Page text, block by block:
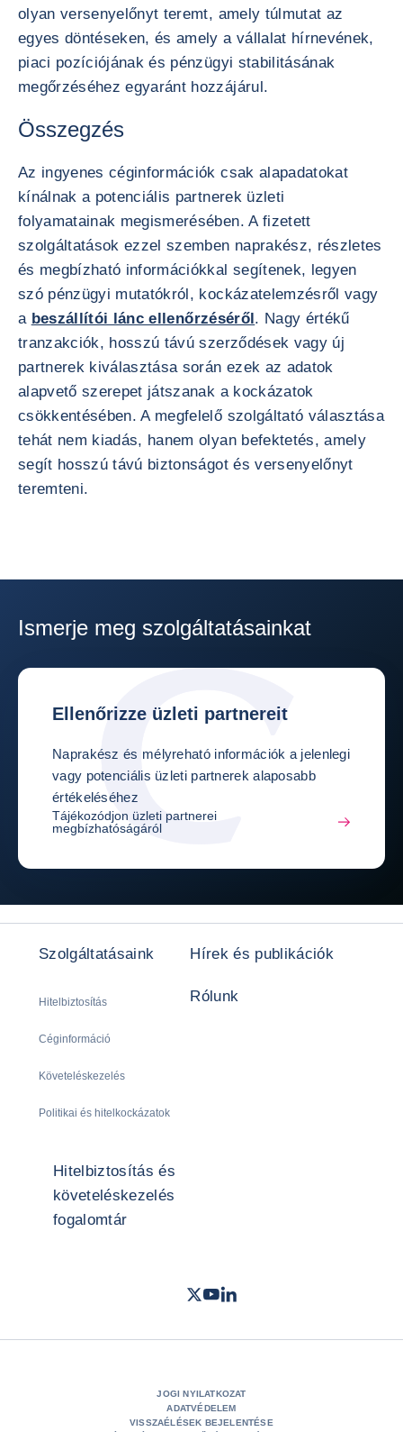
olyan versenyelőnyt teremt, amely túlmutat az
egyes döntéseken, és amely a vállalat hírnevének,
piaci pozíciójának és pénzügyi stabilitásának
megőrzéséhez egyaránt hozzájárul.
Összegzés
Az ingyenes céginformációk csak alapadatokat
kínálnak a potenciális partnerek üzleti
folyamatainak megismerésében. A fizetett
szolgáltatások ezzel szemben naprakész, részletes
és megbízható információkkal segítenek, legyen
szó pénzügyi mutatókról, kockázatelemzésről vagy
a beszállítói lánc ellenőrzéséről. Nagy értékű
tranzakciók, hosszú távú szerződések vagy új
partnerek kiválasztása során ezek az adatok
alapvető szerepet játszanak a kockázatok
csökkentésében. A megfelelő szolgáltató választása
tehát nem kiadás, hanem olyan befektetés, amely
segít hosszú távú biztonságot és versenyelőnyt
teremteni.
Ismerje meg szolgáltatásainkat
Ellenőrizze üzleti partnereit
Naprakész és mélyreható információk a jelenlegi
vagy potenciális üzleti partnerek alaposabb
értékeléséhez
Tájékozódjon üzleti partnerei
megbízhatóságáról
Szolgáltatásaink
Hitelbiztosítás
Céginformáció
Követeléskezelés
Politikai és hitelkockázatok
Hírek és publikációk
Rólunk
Hitelbiztosítás és
követeléskezelés
fogalomtár
Twitter- Coface
Youtube
LinkedIn
JOGI NYILATKOZAT
ADATVÉDELEM
VISSZAÉLÉSEK BEJELENTÉSE